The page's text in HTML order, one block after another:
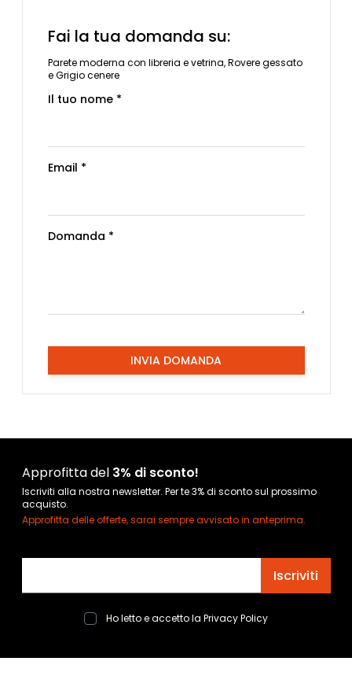
Fai la tua domanda su:
Parete moderna con libreria e vetrina, Rovere gessato
e Grigio cenere
Il tuo nome *
Email *
Domanda *
INVIA DOMANDA
Approfitta del 3% di sconto!
Iscriviti alla nostra newsletter. Per te 3% di sconto sul prossimo
acquisto.
Approfitta delle offerte, sarai sempre avvisato in anteprima.
Iscriviti
Ho letto e accetto la Privacy Policy